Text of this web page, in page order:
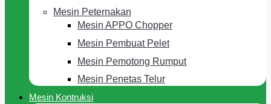
Mesin Peternakan
Mesin APPO Chopper
Mesin Pembuat Pelet
Mesin Pemotong Rumput
Mesin Penetas Telur
Mesin Kontruksi